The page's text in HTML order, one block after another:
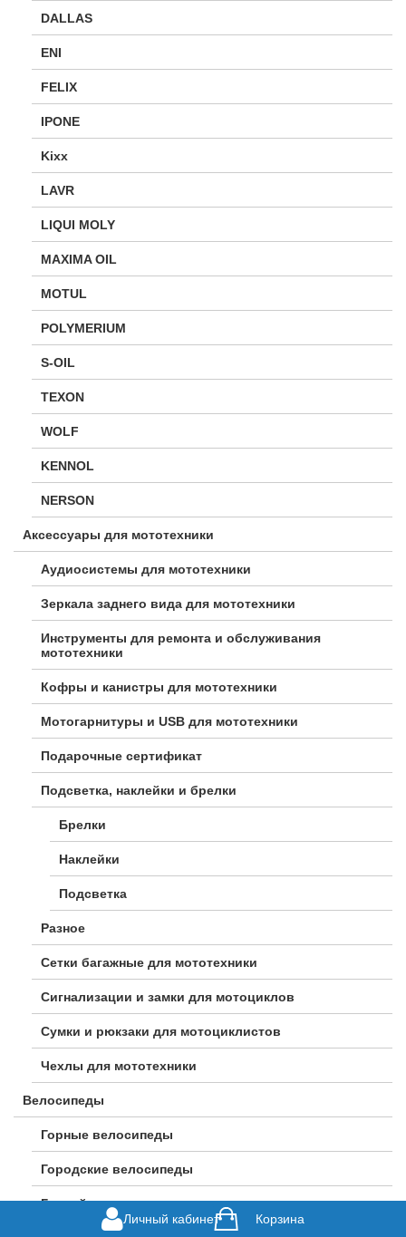
DALLAS
ENI
FELIX
IPONE
Kixx
LAVR
LIQUI MOLY
MAXIMA OIL
MOTUL
POLYMERIUM
S-OIL
TEXON
WOLF
KENNOL
NERSON
Аксессуары для мототехники
Аудиосистемы для мототехники
Зеркала заднего вида для мототехники
Инструменты для ремонта и обслуживания
мототехники
Кофры и канистры для мототехники
Мотогарнитуры и USB для мототехники
Подарочные сертификат
Подсветка, наклейки и брелки
Брелки
Наклейки
Подсветка
Разное
Сетки багажные для мототехники
Сигнализации и замки для мотоциклов
Сумки и рюкзаки для мотоциклистов
Чехлы для мототехники
Велосипеды
Горные велосипеды
Городские велосипеды
Гравийные велосипеды
Личный кабинет Корзина